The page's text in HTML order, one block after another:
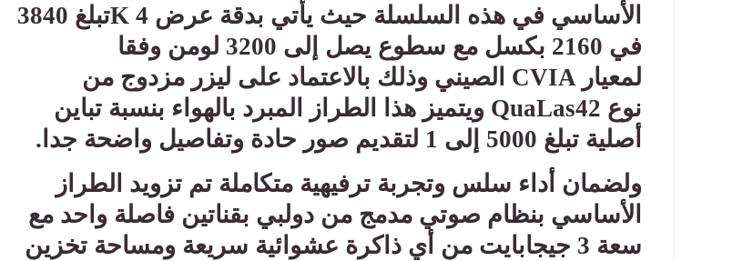
الأساسي في هذه السلسلة حيث يأتي بدقة عرض 4
K
تبلغ 3840
في 2160 بكسل مع سطوع يصل إلى 3200 لومن وفقا
لمعيار CVIA الصيني وذلك بالاعتماد على ليزر مزدوج من
نوع QuaLas42 ويتميز هذا الطراز المبرد بالهواء بنسبة تباين
أصلية تبلغ 5000 إلى 1 لتقديم صور حادة وتفاصيل واضحة جدا
.
ولضمان أداء سلس وتجربة ترفيهية متكاملة تم تزويد الطراز
الأساسي بنظام صوتي مدمج من دولبي بقناتين فاصلة واحد مع
سعة 3 جيجابايت من أي ذاكرة عشوائية سريعة ومساحة تخزين